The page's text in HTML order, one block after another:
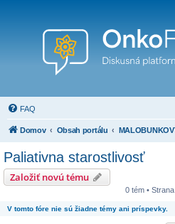
FAQ
Domov Obsah portálu
Paliativna starostlivosť
Založiť novú tému
0 tém • Strana
V tomto fóre nie sú žiadne témy ani príspevky.